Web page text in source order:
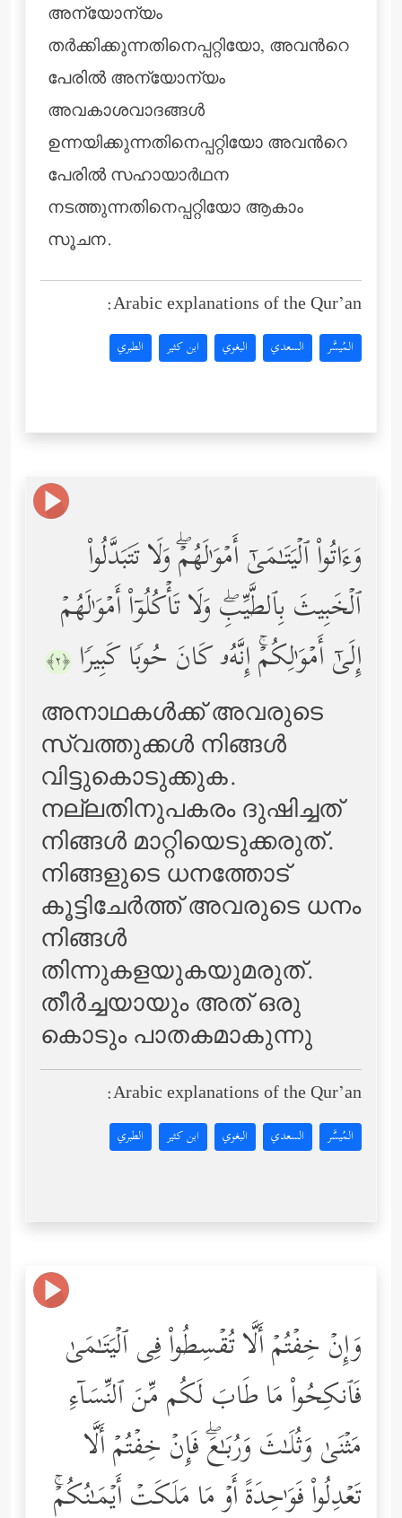
അന്യോന്യം
തര്‍ക്കിക്കുന്നതിനെപ്പറ്റിയോ, അവന്‍റെ
പേരില്‍ അന്യോന്യം
അവകാശവാദങ്ങള്‍
ഉന്നയിക്കുന്നതിനെപ്പറ്റിയോ അവന്‍റെ
പേരില്‍ സഹായാര്‍ഥന
നടത്തുന്നതിനെപ്പറ്റിയോ ആകാം
സൂചന.
Arabic explanations of the Qur’an:
المُيسَّر السعدي البغوي ابن كثير الطبري
وَءَاتُواْ ٱلۡیَتَـٰمَىٰۤ أَمۡوَ ٰ⁠لَهُمۡۖ وَلَا تَتَبَدَّلُواْ
ٱلۡخَبِیثَ بِٱلطَّیِّبِۖ وَلَا تَأۡكُلُوۤاْ أَمۡوَ ٰ⁠لَهُمۡ
إِلَىٰۤ أَمۡوَ ٰ⁠لِكُمۡۚ إِنَّهُۥ كَانَ حُوبࣰا كَبِیرࣰا ﴿٢﴾
അനാഥകള്‍ക്ക് അവരുടെ
സ്വത്തുക്കള്‍ നിങ്ങള്‍
വിട്ടുകൊടുക്കുക.
നല്ലതിനുപകരം ദുഷിച്ചത്
നിങ്ങള്‍ മാറ്റിയെടുക്കരുത്‌.
നിങ്ങളുടെ ധനത്തോട്
കൂട്ടിചേര്‍ത്ത് അവരുടെ ധനം
നിങ്ങള്‍
തിന്നുകളയുകയുമരുത്‌.
തീര്‍ച്ചയായും അത് ഒരു
കൊടും പാതകമാകുന്നു
Arabic explanations of the Qur’an:
المُيسَّر السعدي البغوي ابن كثير الطبري
وَإِنۡ خِفۡتُمۡ أَلَّا تُقۡسِطُواْ فِی ٱلۡیَتَـٰمَىٰ
فَٱنكِحُواْ مَا طَابَ لَكُم مِّنَ ٱلنِّسَاۤءِ
مَثۡنَىٰ وَثُلَـٰثَ وَرُبَـٰعَۖ فَإِنۡ خِفۡتُمۡ أَلَّا
تَعۡدِلُواْ فَوَ ٰ⁠حِدَةً أَوۡ مَا مَلَكَتۡ أَیۡمَـٰنُكُمۡۚ